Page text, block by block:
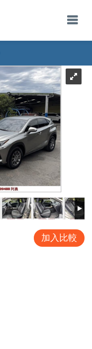
加入比較